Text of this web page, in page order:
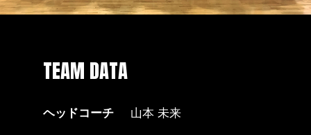
TEAM DATA
ヘッドコーチ
山本 未来